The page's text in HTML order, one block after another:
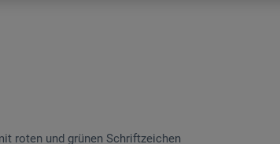
roten und grünen Schriftzeichen